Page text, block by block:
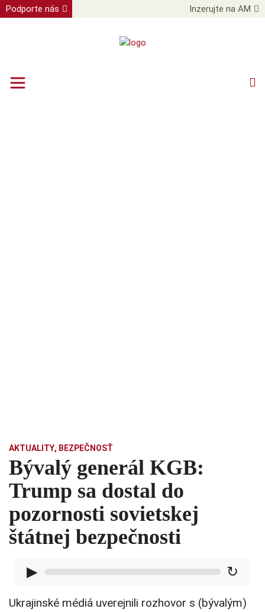
Podporte nás Inzerujte na AM
AKTUALITY, BEZPEČNOSŤ
Bývalý generál KGB:
Trump sa dostal do
pozornosti sovietskej
štátnej bezpečnosti
▶ ↻
Ukrajinské médiá uverejnili rozhovor s (bývalým)